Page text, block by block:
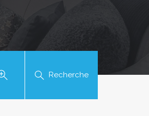
Recherche